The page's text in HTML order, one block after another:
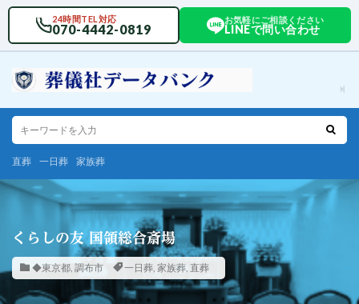
24時間TEL対応
070-4442-0819
お気軽にご相談ください
LINEで問い合わせ
直葬 一日葬 家族葬
くらしの友 国領総合斎場
◆東京都, 調布市 一日葬, 家族葬, 直葬